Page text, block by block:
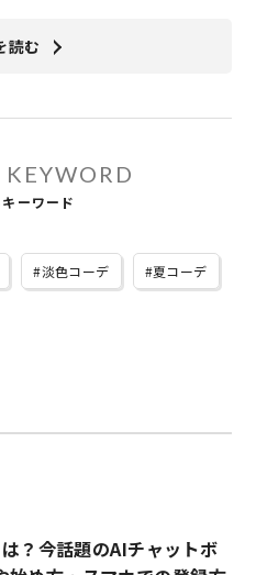
読む
ーワード
淡色コーデ 夏コーデ
？今話題のAIチャットボ